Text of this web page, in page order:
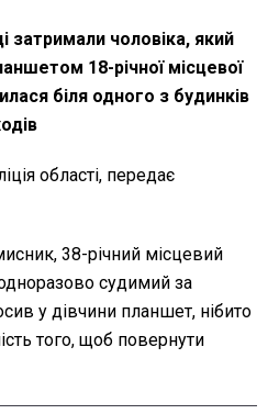
затримали чоловіка, який
18-річної місцевої
біля одного з будинків
області, передає
38-річний місцевий
судимий за
у дівчини планшет, нібито
того, щоб повернути